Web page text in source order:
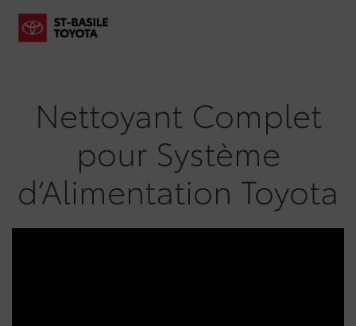
Nettoyant Complet
pour Système
d’Alimentation Toyota